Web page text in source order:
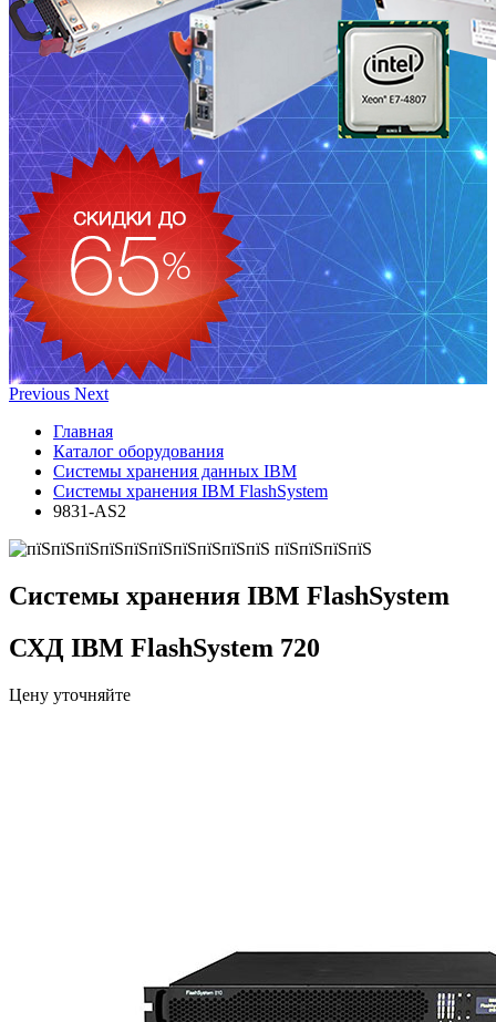
Previous Next
Главная
Каталог оборудования
Системы хранения данных IBM
Системы хранения IBM FlashSystem
9831-AS2
Системы хранения IBM FlashSystem
СХД IBM FlashSystem 720
Цену уточняйте